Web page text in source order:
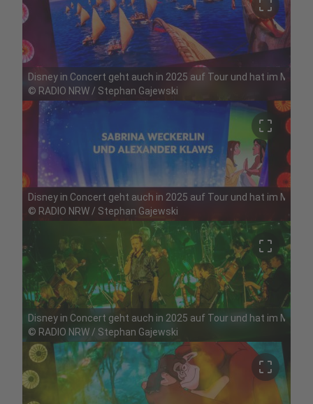
crop_free
Disney in Concert geht auch in 2025 auf Tour und hat im Mai
© RADIO NRW / Stephan Gajewski
crop_free
Disney in Concert geht auch in 2025 auf Tour und hat im Mai
© RADIO NRW / Stephan Gajewski
crop_free
Disney in Concert geht auch in 2025 auf Tour und hat im Mai
© RADIO NRW / Stephan Gajewski
crop_free